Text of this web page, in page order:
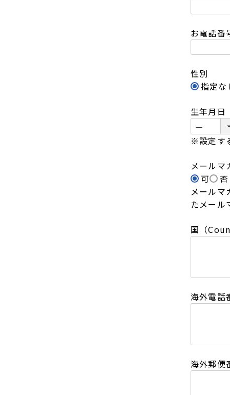
お電話番
性別
指定な
生年月日
※設定す
メールマ
可
否
メールマ
たメール
国（
海外電話
海外郵